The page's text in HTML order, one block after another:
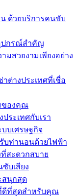
น ด้วยบริการคนขับ
อุปกรณ์สำคัญ
มสวยงามเพียงอย่าง
ต่างประเทศที่เชื่อ
ของคุณ
ระเทศกับเรา
บเศรษฐกิจ
บท่านอนด้วยไฟฟ้า
สะดวกสบาย
บเสียง
สนุกสุด
ดีที่สุดสำหรับคุณ